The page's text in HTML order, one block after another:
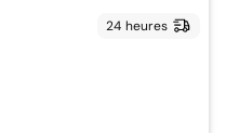
24 heures